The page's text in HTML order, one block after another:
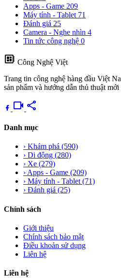
Apps - Game 209
Máy tính - Tablet 71
Đánh giá 25
Camera - Nghe nhìn 4
Tin tức công nghệ 0
developer_board Công Nghệ Việt
Trang tin công nghệ hàng đầu Việt
sản phẩm và hướng dẫn thủ thuật
videocam share
Danh mục
› Khám phá (590)
› Di động (280)
› Xe (279)
› Apps - Game (209)
› Máy tính - Tablet (71)
› Đánh giá (25)
Chính sách
Giới thiệu
Chính sách bảo mật
Điều khoản sử dụng
Liên hệ
Liên hệ